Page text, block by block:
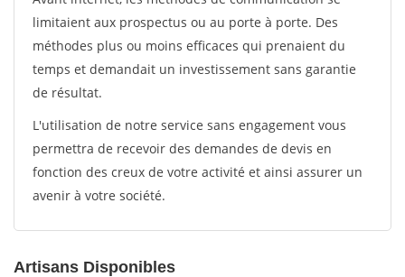
limitaient aux prospectus ou au porte à porte. Des
méthodes plus ou moins efficaces qui prenaient du
temps et demandait un investissement sans garantie
de résultat.
L'utilisation de notre service sans engagement vous
permettra de recevoir des demandes de devis en
fonction des creux de votre activité et ainsi assurer un
avenir à votre société.
Artisans Disponibles